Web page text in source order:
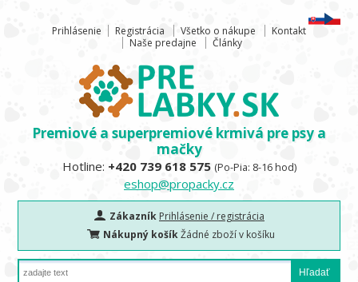
Prihlásenie Registrácia Všetko o nákupe
Kontakt
Naše predajne
Články
Premiové a superpremiové krmivá pre psy a
mačky
Hotline: +420 739 618 575 (Po-Pia: 8-16 hod)
eshop@propacky.cz
Zákazník Prihlásenie / registrácia
Nákupný košíkŽádné zboží v košíku